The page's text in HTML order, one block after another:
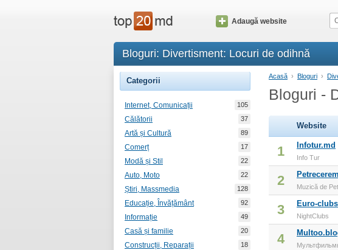
Adaugă website
Bloguri: Divertisment: Locuri de odihnă
Categorii
Internet, Comunicații 105
Călătorii 37
Artă și Cultură 89
Comerț 17
Modă și Stil 22
Auto, Moto 22
Știri, Massmedia 128
Educație, Învățământ 92
Informație 49
Casă și familie 20
Construcții, Reparații 18
Acasă › Bloguri ›
Bloguri -
Website
1 Infotur.md
Info Tur
2 Muzică de
3 Euro-
NightClubs
4